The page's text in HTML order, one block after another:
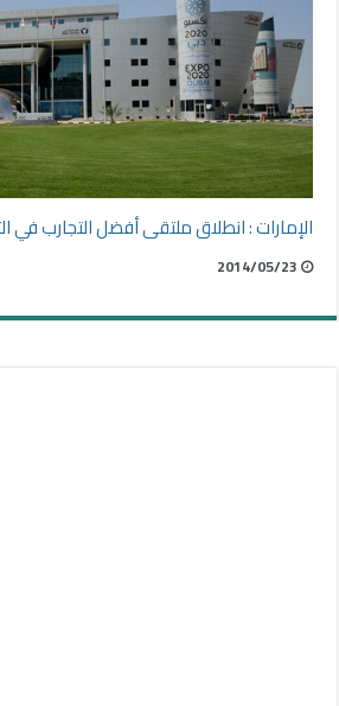
الإمارات : انطلاق ملتقى أفضل التجارب في
2014/05/23